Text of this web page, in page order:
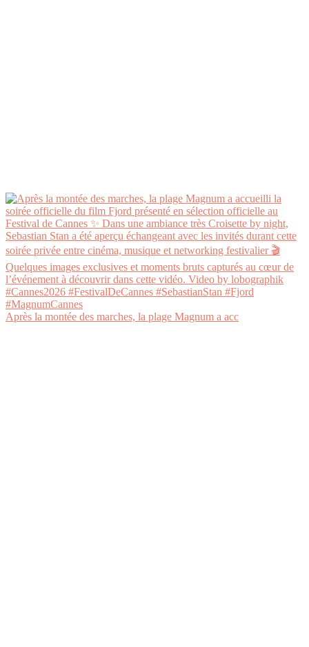
Après la montée des marches, la plage Magnum a acc